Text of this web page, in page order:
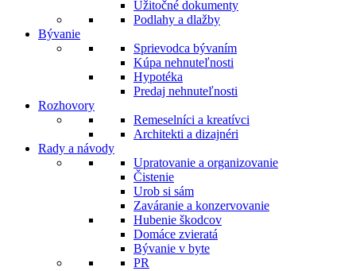
Užitočné dokumenty
Podlahy a dlažby
Bývanie
Sprievodca bývaním
Kúpa nehnuteľnosti
Hypotéka
Predaj nehnuteľnosti
Rozhovory
Remeselníci a kreatívci
Architekti a dizajnéri
Rady a návody
Upratovanie a organizovanie
Čistenie
Urob si sám
Zaváranie a konzervovanie
Hubenie škodcov
Domáce zvieratá
Bývanie v byte
PR